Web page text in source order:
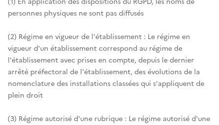
personnes physiques ne sont pas diffusés
(2) Régime en vigueur de l'établissement : Le régime en
vigueur d'un établissement correspond au régime de
l'établissement avec prises en compte, depuis le dernier
arrêté préfectoral de l'établissement, des évolutions de la
nomenclature des installations classées qui s'appliquent de
plein droit
(3) Régime autorisé d'une rubrique : Le régime autorisé d'une